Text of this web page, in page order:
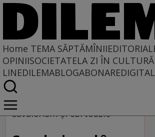
Home TEMA SĂPTĂMÎNII
OPINIISOCIETATELA ZI ÎN CULTURĂ
LINEDILEMABLOGABONAREDIGITAL
Home
Tema săptămînii
Cavalerism şi curtoazie